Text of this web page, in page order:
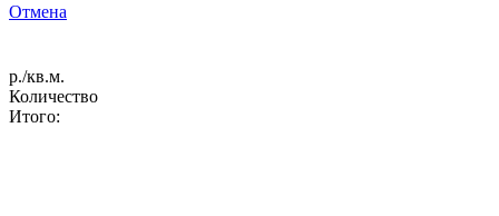
Отмена
р./кв.м.
Количество
Итого: